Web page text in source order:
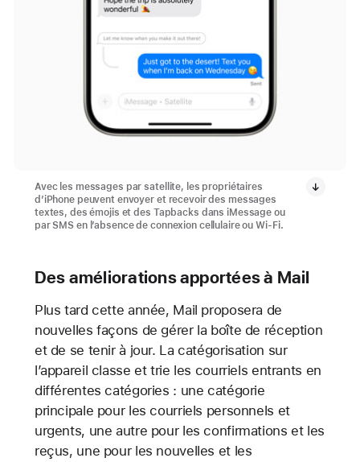
Avec les messages par satellite, les propriétaires
d’iPhone peuvent envoyer et recevoir des messages
textes, des émojis et des Tapbacks dans iMessage ou
par SMS en l’absence de connexion cellulaire ou Wi‑Fi.
Des améliorations apportées à Mail
Plus tard cette année, Mail proposera de
nouvelles façons de gérer la boîte de réception
et de se tenir à jour. La catégorisation sur
l’appareil classe et trie les courriels entrants en
différentes catégories : une catégorie
principale pour les courriels personnels et
urgents, une autre pour les confirmations et les
reçus, une pour les nouvelles et les